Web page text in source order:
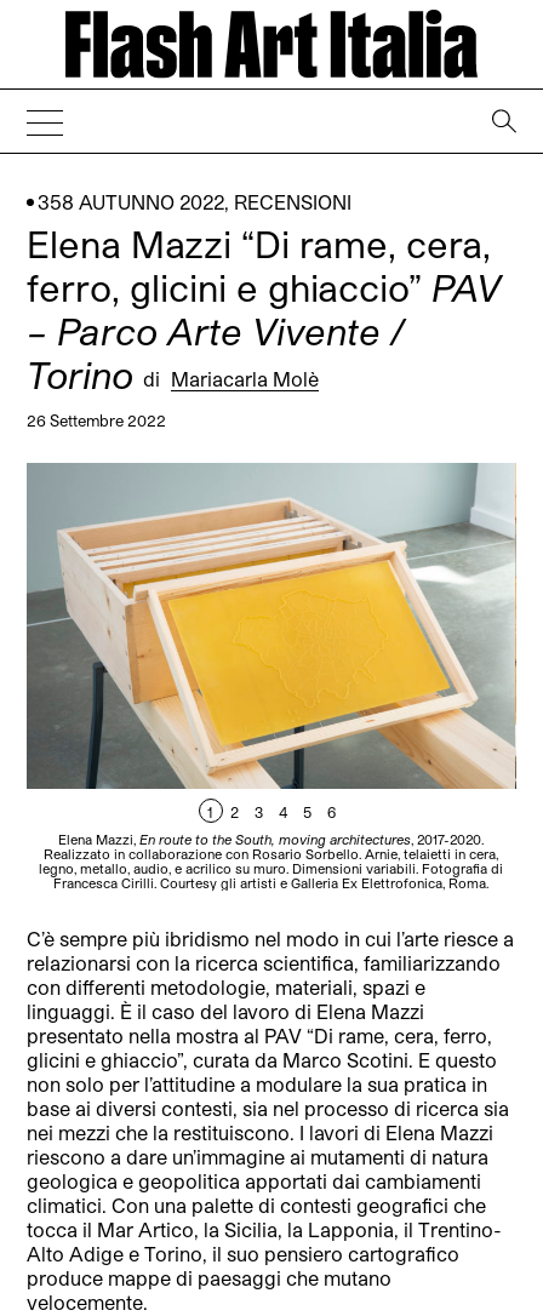
358 AUTUNNO 2022, RECENSIONI
Elena Mazzi “Di rame, cera,
ferro, glicini e ghiaccio” PAV
– Parco Arte Vivente /
Torinodi Mariacarla Molè
26 Settembre 2022
1 2 3 4 5 6
Elena Mazzi,En route to the South, moving architectures, 2017-2020.
Realizzato in collaborazione con Rosario Sorbello. Arnie, telaietti in cera,
legno, metallo, audio, e acrilico su muro. Dimensioni variabili. Fotografia di
Francesca Cirilli. Courtesy gli artisti e Galleria Ex Elettrofonica, Roma.
C’è sempre più ibridismo nel modo in cui l’arte riesce a
relazionarsi con la ricerca scientifica, familiarizzando
con differenti metodologie, materiali, spazi e
linguaggi. È il caso del lavoro di Elena Mazzi
presentato nella mostra al PAV “Di rame, cera, ferro,
glicini e ghiaccio”, curata da Marco Scotini. E questo
non solo per l’attitudine a modulare la sua pratica in
base ai diversi contesti, sia nel processo di ricerca sia
nei mezzi che la restituiscono. I lavori di Elena Mazzi
riescono a dare un’immagine ai mutamenti di natura
geologica e geopolitica apportati dai cambiamenti
climatici. Con una palette di contesti geografici che
tocca il Mar Artico, la Sicilia, la Lapponia, il Trentino-
Alto Adige e Torino, il suo pensiero cartografico
produce mappe di paesaggi che mutano
velocemente.